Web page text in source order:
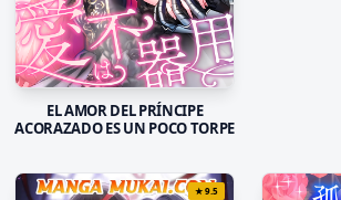
EL AMOR DEL PRÍNCIPE
ACORAZADO ES UN POCO TORPE
★9.5